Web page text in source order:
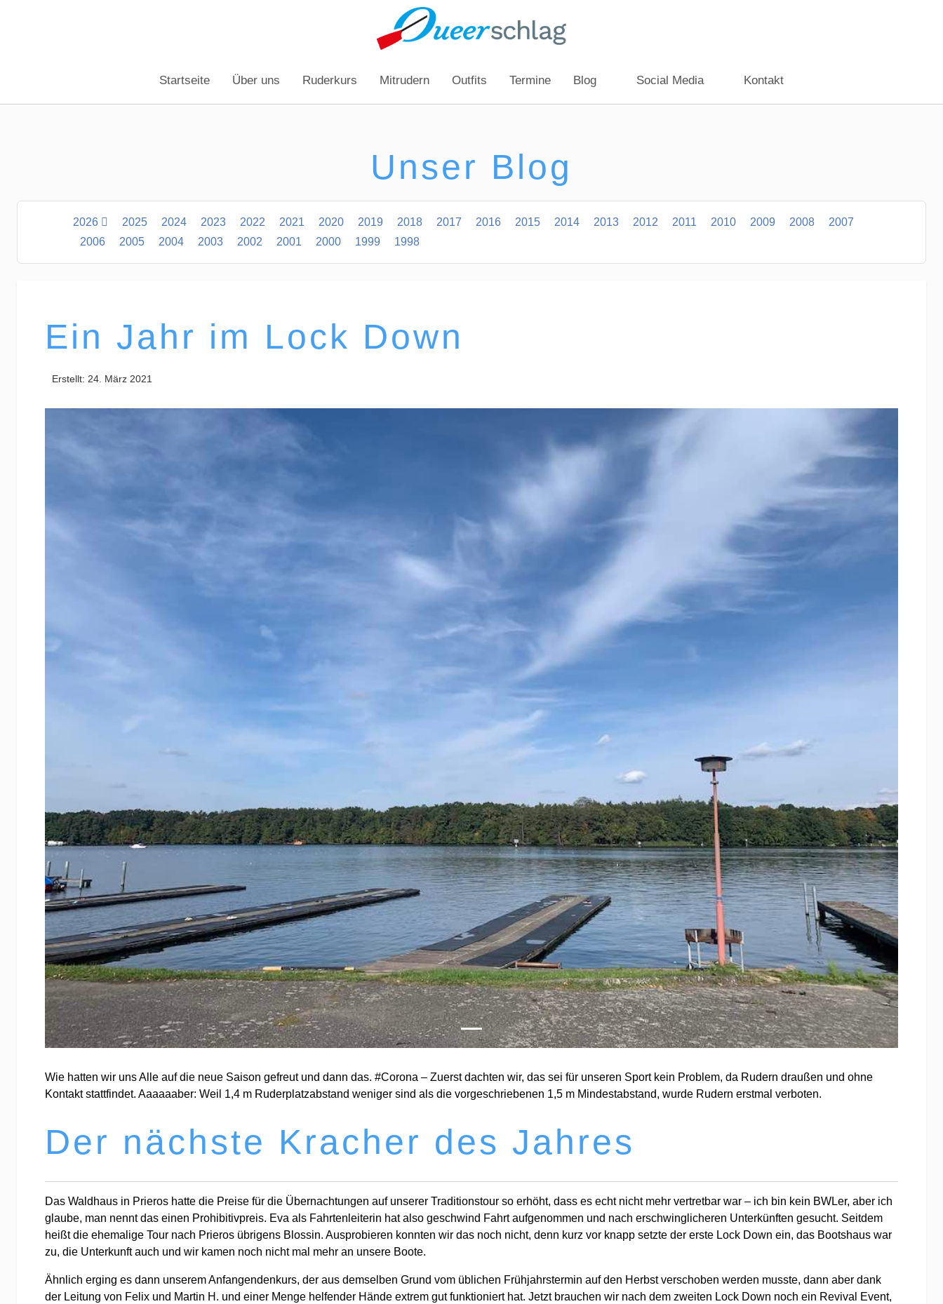
Startseite Über uns Ruderkurs Mitrudern Outfits Termine Blog Social Media Kontakt
Unser Blog
2026 2025 2024 2023 2022 2021 2020 2019 2018 2017 2016 2015 2014 2013 2012 2011 2010 2009 2008
2007
2006
2005 2004 2003 2002 2001 2000 1999 1998
Ein Jahr im Lock Down
Erstellt: 24. März 2021
Wie hatten wir uns Alle auf die neue Saison gefreut und dann das. #Corona – Zuerst dachten wir, das sei für unseren Sport kein Problem, da Rudern draußen und ohne
Kontakt stattfindet. Aaaaaaber: Weil 1,4 m Ruderplatzabstand weniger sind als die vorgeschriebenen 1,5 m Mindestabstand, wurde Rudern erstmal verboten.
Der nächste Kracher des Jahres
Das Waldhaus in Prieros hatte die Preise für die Übernachtungen auf unserer Traditionstour so erhöht, dass es echt nicht mehr vertretbar war – ich bin kein BWLer, aber ich
glaube, man nennt das einen Prohibitivpreis. Eva als Fahrtenleiterin hat also geschwind Fahrt aufgenommen und nach erschwinglicheren Unterkünften gesucht. Seitdem
heißt die ehemalige Tour nach Prieros übrigens Blossin. Ausprobieren konnten wir das noch nicht, denn kurz vor knapp setzte der erste Lock Down ein, das Bootshaus war
zu, die Unterkunft auch und wir kamen noch nicht mal mehr an unsere Boote.
Ähnlich erging es dann unserem Anfangendenkurs, der aus demselben Grund vom üblichen Frühjahrstermin auf den Herbst verschoben werden musste, dann aber dank
der Leitung von Felix und Martin H. und einer Menge helfender Hände extrem gut funktioniert hat. Jetzt brauchen wir nach dem zweiten Lock Down noch ein Revival Event,